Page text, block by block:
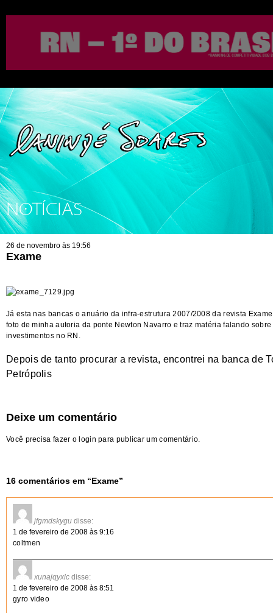
NOTÍCIAS
26 de novembro às 19:56
Exame
Já esta nas bancas o anuário da infra-estrutura 2007/2008 da revista
foto de minha autoria da ponte Newton Navarro e traz matéria falando sobre
investimentos no RN.
Depois de tanto procurar a revista, encontrei na banca de
Petrópolis
Deixe um comentário
Você precisa fazer o login para publicar um comentário.
16 comentários em “Exame”
jfgmdskygu disse:
1 de fevereiro de 2008 às 9:16
coltmen
xunajqyxlc disse:
1 de fevereiro de 2008 às 8:51
gyro video